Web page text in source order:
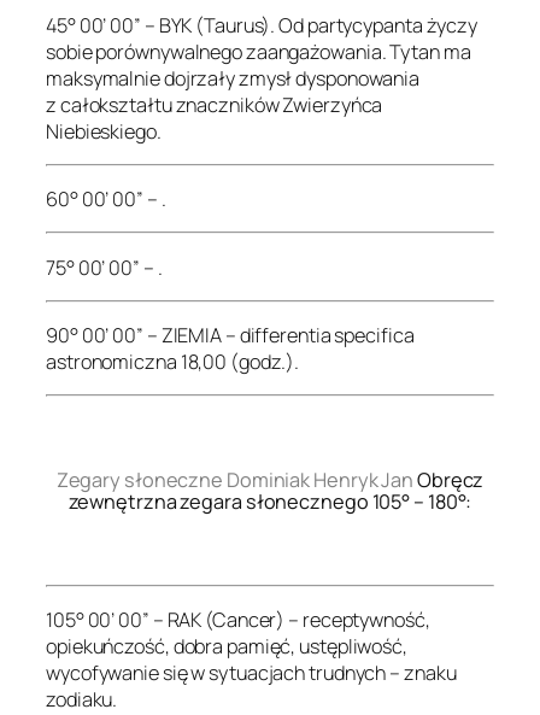
45° 00’ 00” – BYK (Taurus). Od partycypanta życzy
sobie porównywalnego zaangażowania. Tytan ma
maksymalnie dojrzały zmysł dysponowania
z całokształtu znaczników Zwierzyńca
Niebieskiego.
60° 00’ 00” – .
75° 00’ 00” – .
90° 00’ 00” – ZIEMIA – differentia specifica
astronomiczna 18,00 (godz.).
Zegary słoneczne Dominiak Henryk JanObręcz
zewnętrzna zegara słonecznego 105° – 180°:
105° 00’ 00” – RAK (Cancer) – receptywność,
opiekuńczość, dobra pamięć, ustępliwość,
wycofywanie się w sytuacjach trudnych – znaku
zodiaku.